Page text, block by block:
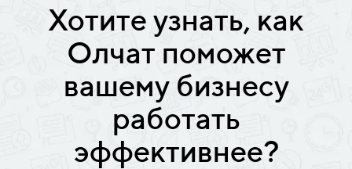
Хотите узнать, как
Олчат поможет
вашему бизнесу
работать
эффективнее?